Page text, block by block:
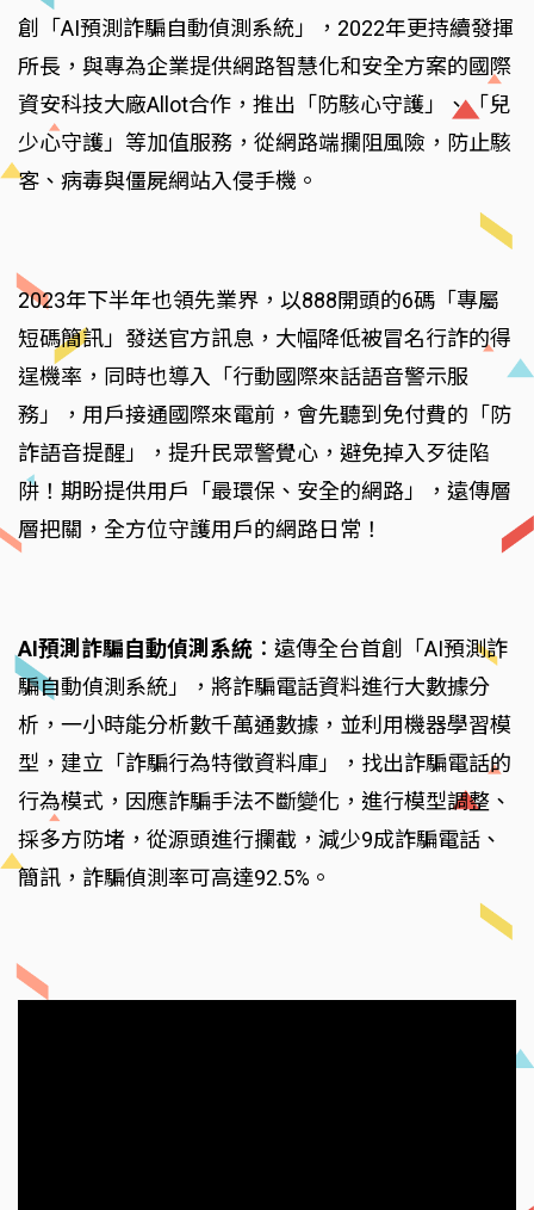
創「AI預測詐騙自動偵測系統」，2022年更持續發揮
所長，與專為企業提供網路智慧化和安全方案的國際
資安科技大廠Allot合作，推出「防駭心守護」、「兒
少心守護」等加值服務，從網路端攔阻風險，防止駭
客、病毒與僵屍網站入侵手機。
2023年下半年也領先業界，以888開頭的6碼「專屬
短碼簡訊」發送官方訊息，大幅降低被冒名行詐的得
逞機率，同時也導入「行動國際來話語音警示服
務」，用戶接通國際來電前，會先聽到免付費的「防
詐語音提醒」，提升民眾警覺心，避免掉入歹徒陷
阱！期盼提供用戶「最環保、安全的網路」，遠傳層
層把關，全方位守護用戶的網路日常！
AI預測詐騙自動偵測系統 ：遠傳全台首創「AI預測詐
騙自動偵測系統」，將詐騙電話資料進行大數據分
析，一小時能分析數千萬通數據，並利用機器學習模
型，建立「詐騙行為特徵資料庫」，找出詐騙電話的
行為模式，因應詐騙手法不斷變化，進行模型調整、
採多方防堵，從源頭進行攔截，減少9成詐騙電話、
簡訊，詐騙偵測率可高達92.5%。